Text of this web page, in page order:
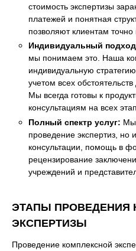
стоимость экспертизы
платежей и понятная
позволяют клиентам
Индивидуальный
мы понимаем это. Наша
индивидуальную
учетом всех
Мы всегда готовы к
консультациям на всех
Полный спектр услуг: Мы
проведение экспертиз, но
консультации, помощь в
рецензирование
учреждений и
ЭТАПЫ ПРОВЕДЕНИЯ
ЭКСПЕРТИЗЫ
Проведение комплексной